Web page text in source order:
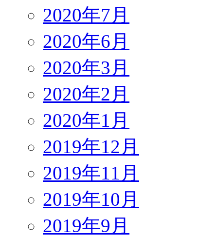
2020年7月
2020年6月
2020年3月
2020年2月
2020年1月
2019年12月
2019年11月
2019年10月
2019年9月